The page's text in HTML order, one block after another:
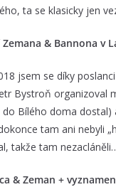
ta se klasicky jen
& Bannona v
jsem se díky
Bystroň organizoval
do Bílého doma
tam ani nebyli
takže tam
& Zeman +